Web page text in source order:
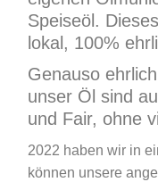
Speiseöl.
lokal, 100%
Genauso
unser Öl sind
und Fair, ohne
2022 haben wir in
können unsere